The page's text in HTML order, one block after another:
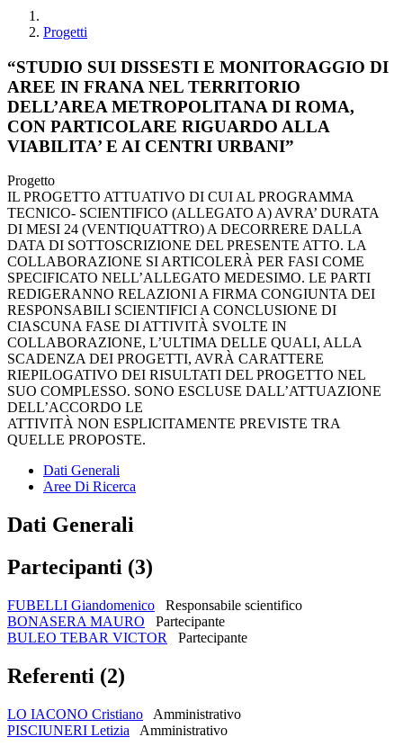
Progetti
“STUDIO SUI DISSESTI E MONITORAGGIO DI
AREE IN FRANA NEL TERRITORIO
DELL’AREA METROPOLITANA DI ROMA,
CON PARTICOLARE RIGUARDO ALLA
VIABILITA’ E AI CENTRI URBANI”
Progetto
IL PROGETTO ATTUATIVO DI CUI AL PROGRAMMA
TECNICO- SCIENTIFICO (ALLEGATO A) AVRA’ DURATA
DI MESI 24 (VENTIQUATTRO) A DECORRERE DALLA
DATA DI SOTTOSCRIZIONE DEL PRESENTE ATTO. LA
COLLABORAZIONE SI ARTICOLERÀ PER FASI COME
SPECIFICATO NELL’ALLEGATO MEDESIMO. LE PARTI
REDIGERANNO RELAZIONI A FIRMA CONGIUNTA DEI
RESPONSABILI SCIENTIFICI A CONCLUSIONE DI
CIASCUNA FASE DI ATTIVITÀ SVOLTE IN
COLLABORAZIONE, L’ULTIMA DELLE QUALI, ALLA
SCADENZA DEI PROGETTI, AVRÀ CARATTERE
RIEPILOGATIVO DEI RISULTATI DEL PROGETTO NEL
SUO COMPLESSO. SONO ESCLUSE DALL’ATTUAZIONE
DELL’ACCORDO LE
ATTIVITÀ NON ESPLICITAMENTE PREVISTE TRA
QUELLE PROPOSTE.
Dati Generali
Aree Di Ricerca
Dati Generali
Partecipanti (3)
FUBELLI Giandomenico
Responsabile scientifico
BONASERA MAURO
Partecipante
BULEO TEBAR VICTOR
Partecipante
Referenti (2)
LO IACONO Cristiano
Amministrativo
PISCIUNERI Letizia
Amministrativo